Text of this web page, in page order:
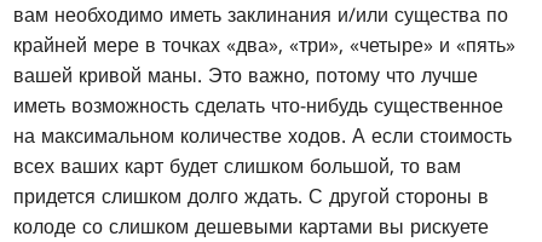
вам необходимо иметь заклинания и/или существа по
крайней мере в точках «два», «три», «четыре» и «пять»
вашей кривой маны. Это важно, потому что лучше
иметь возможность сделать что-нибудь существенное
на максимальном количестве ходов. А если стоимость
всех ваших карт будет слишком большой, то вам
придется слишком долго ждать. С другой стороны в
колоде со слишком дешевыми картами вы рискуете